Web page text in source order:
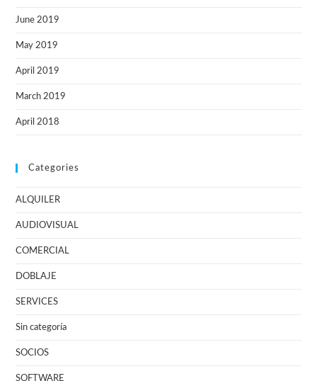
June 2019
May 2019
April 2019
March 2019
April 2018
Categories
ALQUILER
AUDIOVISUAL
COMERCIAL
DOBLAJE
SERVICES
Sin categoría
SOCIOS
SOFTWARE